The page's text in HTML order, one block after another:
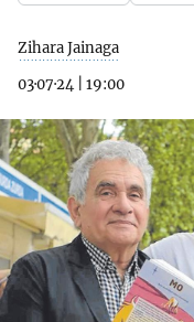
Zihara Jainaga
03·07·24
19:00